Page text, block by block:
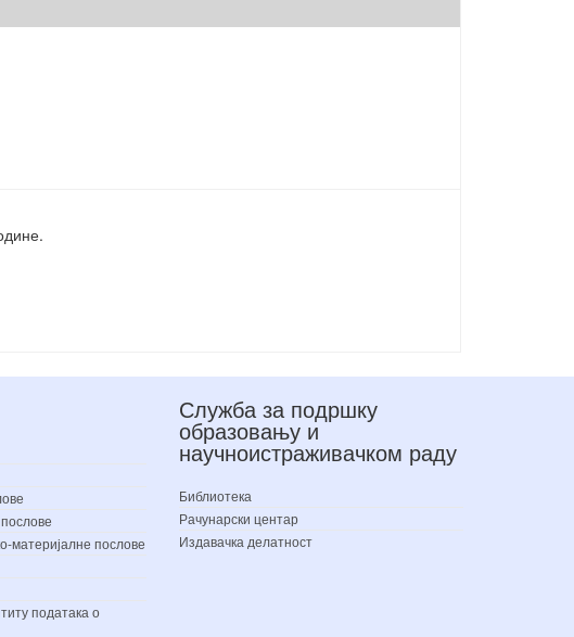
материјалне послове
података о
Служба за подршку
образовању и
научноистраживачком раду
Библиотека
Рачунарски центар
Издавачка делатност